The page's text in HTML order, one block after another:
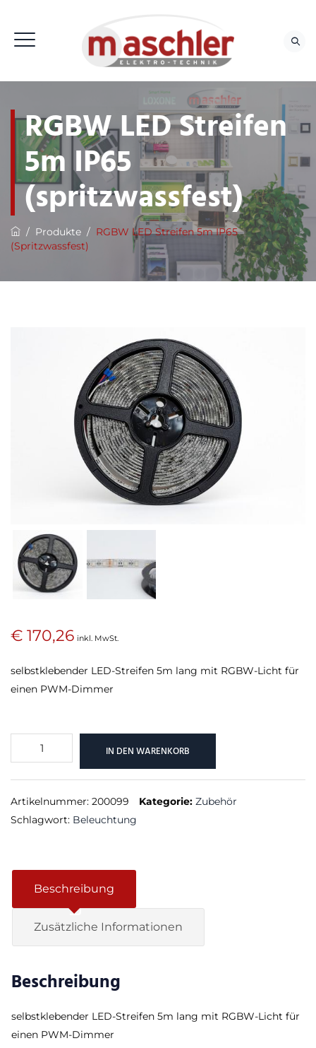
RGBW LED Streifen
5m IP65
(spritzwassfest)
/ Produkte / RGBW LED Streifen 5m IP65
(spritzwassfest)
€ 170,26 inkl. MwSt.
selbstklebender LED-Streifen 5m lang mit RGBW-Licht für
einen PWM-Dimmer
RGBW
LED
Streifen
5m
IP65
IN DEN WARENKORB
Artikelnummer: 200099 Kategorie: Zubehör
Schlagwort: Beleuchtung
Beschreibung
Zusätzliche Informationen
Beschreibung
selbstklebender LED-Streifen 5m lang mit RGBW-Licht für
einen PWM-Dimmer